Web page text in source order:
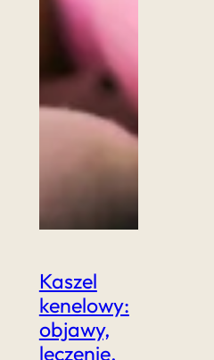
Kaszel
kenelowy:
objawy,
leczenie,